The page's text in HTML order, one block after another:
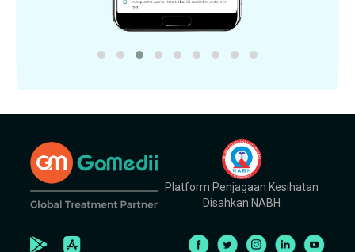
Platform Penjagaan Kesihatan
Disahkan NABH